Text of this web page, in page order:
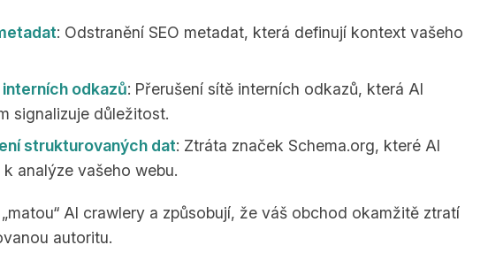
: Odstranění SEO metadat, která definují kontext vašeho
interních odkazů: Přerušení sítě interních odkazů, která AI
signalizuje důležitost.
strukturovaných dat: Ztráta značek Schema.org, které AI
analýze vašeho webu.
AI crawlery a způsobují, že váš obchod okamžitě ztratí
autoritu.